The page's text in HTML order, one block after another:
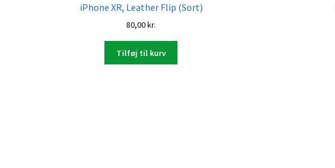
iPhone XR, Leather Flip (Sort)
80,00kr.
Tilføj til kurv